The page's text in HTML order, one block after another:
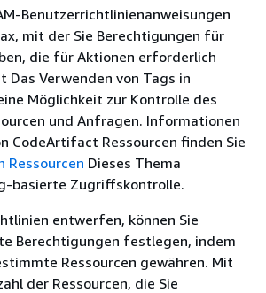
Benutzerrichtlinienanweisungen
mit der Sie Berechtigungen für
die für Aktionen erforderlich
Das Verwenden von Tags in
Möglichkeit zur Kontrolle des
und Anfragen. Informationen
CodeArtifact Ressourcen finden Sie
Ressourcen Dieses Thema
basierte Zugriffskontrolle.
entwerfen, können Sie
Berechtigungen festlegen, indem
Ressourcen gewähren. Mit
der Ressourcen, die Sie